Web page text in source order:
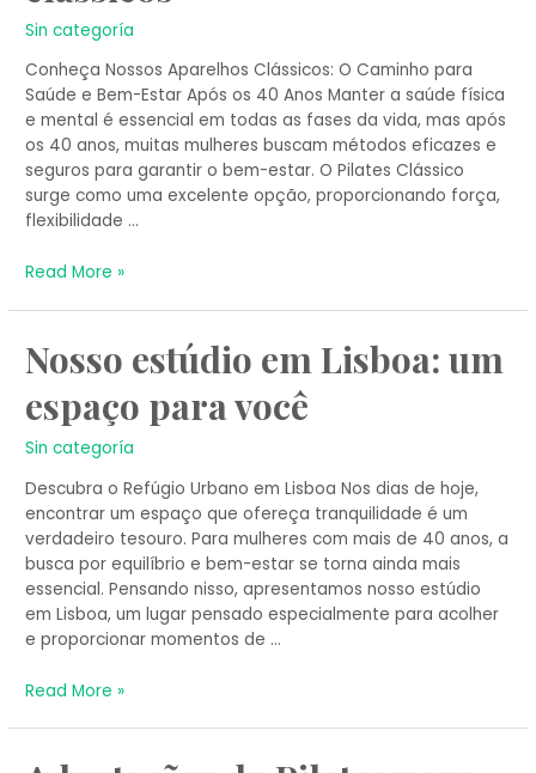
Sin categoría
Conheça Nossos Aparelhos Clássicos: O Caminho para
Saúde e Bem-Estar Após os 40 Anos Manter a saúde física
e mental é essencial em todas as fases da vida, mas após
os 40 anos, muitas mulheres buscam métodos eficazes e
seguros para garantir o bem-estar. O Pilates Clássico
surge como uma excelente opção, proporcionando força,
flexibilidade …
Read More »
Nosso estúdio em Lisboa: um
espaço para você
Sin categoría
Descubra o Refúgio Urbano em Lisboa Nos dias de hoje,
encontrar um espaço que ofereça tranquilidade é um
verdadeiro tesouro. Para mulheres com mais de 40 anos, a
busca por equilíbrio e bem-estar se torna ainda mais
essencial. Pensando nisso, apresentamos nosso estúdio
em Lisboa, um lugar pensado especialmente para acolher
e proporcionar momentos de …
Nosso
estúdio
em
Lisboa:
um
para
você
Read More »
Adaptações